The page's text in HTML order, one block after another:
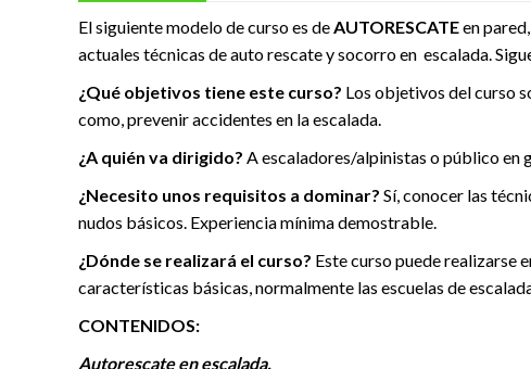
El siguiente modelo de curso es deAUTORESCATEen
actuales técnicas de auto rescate y socorro en escalada.
¿Qué objetivos tiene este curso? Los objetivos del curso
como, prevenir accidentes en la escalada.
¿A quién va dirigido? A escaladores/alpinistas o público en
¿Necesito unos requisitos a dominar? Sí, conocer las
nudos básicos. Experiencia mínima demostrable.
¿Dónde se realizará el curso? Este curso puede realizarse
características básicas, normalmente las escuelas de
CONTENIDOS:
Autorescate en escalada.